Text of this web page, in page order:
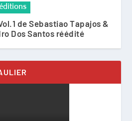
de Sebastiao Tapajos &
Dos Santos réédité